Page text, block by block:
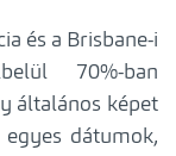
és a Brisbane-i
70%-ban
általános képet
dátumok,